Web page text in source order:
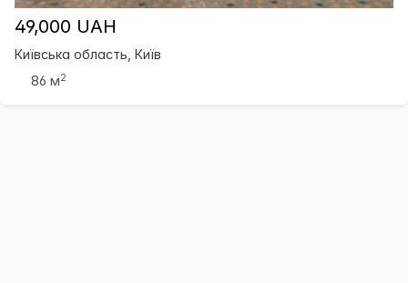
49,000 UAH
Київська область, Київ
86 м2